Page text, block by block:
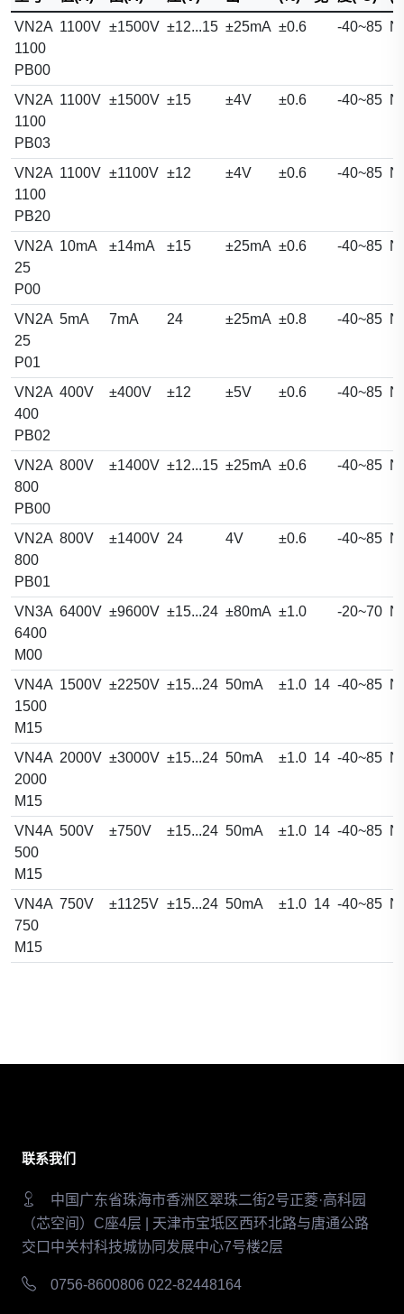
VN2A
1100
PB00
1100V ±1500V ±12...15 ±25mA ±0.6 -40~85
VN2A
1100
PB03
1100V ±1500V ±15 ±4V ±0.6 -40~85
VN2A
1100
PB20
1100V ±1100V ±12 ±4V ±0.6 -40~85
VN2A
25
P00
10mA ±14mA ±15 ±25mA ±0.6 -40~85
VN2A
25
P01
5mA 7mA 24 ±25mA ±0.8 -40~85
VN2A
400
PB02
400V ±400V ±12 ±5V ±0.6 -40~85
VN2A
800
PB00
800V ±1400V ±12...15 ±25mA ±0.6 -40~85
VN2A
800
PB01
800V ±1400V 24 4V ±0.6 -40~85
VN3A
6400
M00
6400V ±9600V ±15...24 ±80mA ±1.0 -20~70
VN4A
1500
M15
1500V ±2250V ±15...24 50mA ±1.0 14 -40~85
VN4A
2000
M15
2000V ±3000V ±15...24 50mA ±1.0 14 -40~85
VN4A
500
M15
500V ±750V ±15...24 50mA ±1.0 14 -40~85
VN4A
750
M15
750V ±1125V ±15...24 50mA ±1.0 14 -40~85
联系我们
中国广东省珠海市香洲区翠珠二街2号正菱·高科园
（芯空间）C座4层 | 天津市宝坻区西环北路与唐通公路
交口中关村科技城协同发展中心7号楼2层
0756-8600806 022-82448164